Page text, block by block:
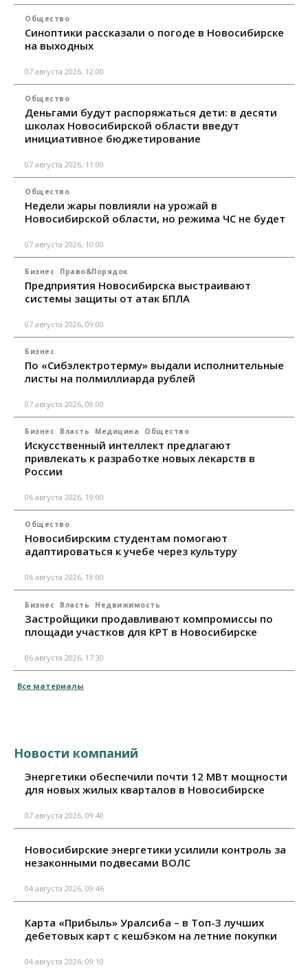
Общество
Синоптики рассказали о погоде в Новосибирске
на выходных
07 августа 2026, 12:00
Общество
Деньгами будут распоряжаться дети: в десяти
школах Новосибирской области введут
инициативное бюджетирование
07 августа 2026, 11:00
Общество
Недели жары повлияли на урожай в
Новосибирской области, но режима ЧС не будет
07 августа 2026, 10:00
Бизнес Право&Порядок
Предприятия Новосибирска выстраивают
системы защиты от атак БПЛА
07 августа 2026, 09:00
Бизнес
По «Сибэлектротерму» выдали исполнительные
листы на полмиллиарда рублей
07 августа 2026, 08:00
Бизнес Власть Медицина Общество
Искусственный интеллект предлагают
привлекать к разработке новых лекарств в
России
06 августа 2026, 19:00
Общество
Новосибирским студентам помогают
адаптироваться к учебе через культуру
06 августа 2026, 18:00
Бизнес Власть Недвижимость
Застройщики продавливают компромиссы по
площади участков для КРТ в Новосибирске
06 августа 2026, 17:30
Все материалы
Новости компаний
Энергетики обеспечили почти 12 МВт мощности
для новых жилых кварталов в Новосибирске
07 августа 2026, 09:40
Новосибирские энергетики усилили контроль за
незаконными подвесами ВОЛС
04 августа 2026, 09:46
Карта «Прибыль» Уралсиба – в Топ-3 лучших
дебетовых карт с кешбэком на летние покупки
04 августа 2026, 09:10